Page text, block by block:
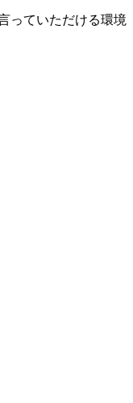
っていただける環境